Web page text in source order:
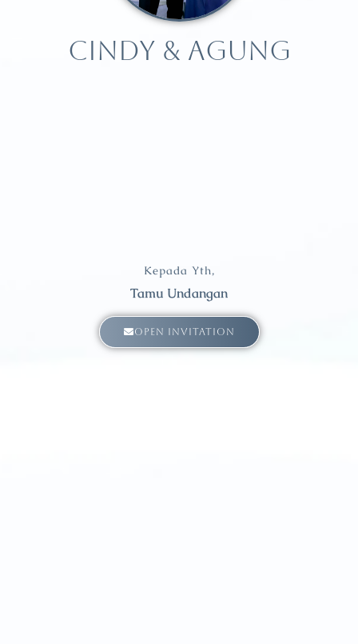
CINDY & AGUNG
Kepada Yth,
Tamu Undangan
OPEN INVITATION